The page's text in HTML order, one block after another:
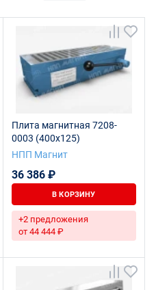
Плита магнитная 7208-
0003 (400х125)
НПП Магнит
36 386 ₽
В КОРЗИНУ
+2 предложения
от 44 444 ₽